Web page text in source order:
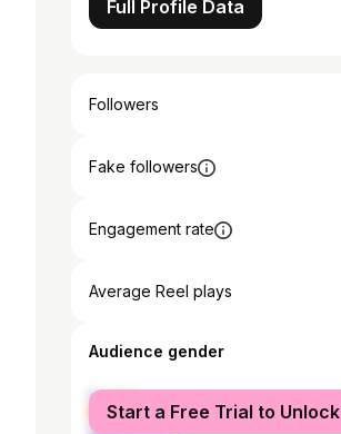
Full Profile Data
Followers
Fake followers
Engagement rate
Average Reel plays
Audience gender
female
male
Start a Free Trial to Unlock